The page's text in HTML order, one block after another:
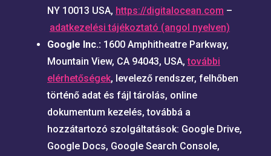
NY 10013 USA, https://digitalocean.com –
adatkezelési tájékoztató (angol nyelven)
Google Inc.: 1600 Amphitheatre Parkway,
Mountain View, CA 94043, USA,további
elérhetőségek, levelező rendszer, felhőben
történő adat és fájl tárolás, online
dokumentum kezelés, továbbá a
hozzátartozó szolgáltatások: Google Drive,
Google Docs, Google Search Console,